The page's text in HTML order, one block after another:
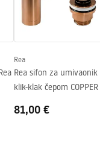
Rea
Rea sifon za umivaonik
klik-klak čepom
81,00 €